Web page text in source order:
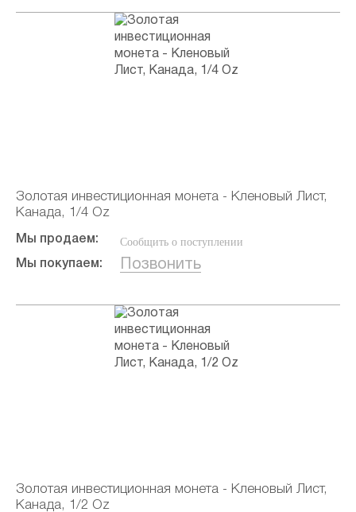
Золотая инвестиционная монета - Кленовый Лист,
Канада, 1/4 Oz
Мы продаем: Сообщить о поступлении
Мы покупаем: Позвонить
Золотая инвестиционная монета - Кленовый Лист,
Канада, 1/2 Oz